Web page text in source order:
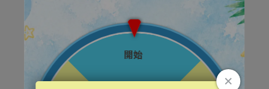
溫和清潔，添加紅酒多酚，
洗後肌膚透亮光澤